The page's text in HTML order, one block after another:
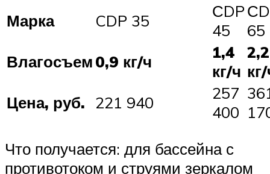
Марка
CDP 35
СDP
45
65
Влагосъем0,9 кг/ч
1,4
кг/ч
2,2
Цена, руб. 221 940
257
400
Что получается: для бассейна с
противотоком и струями зеркалом